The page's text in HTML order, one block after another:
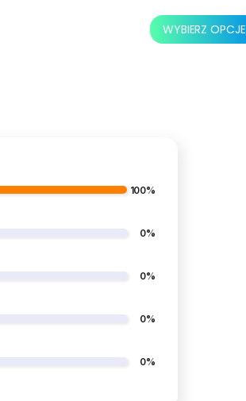
WYBIERZ OPCJE
100%
0%
0%
0%
0%